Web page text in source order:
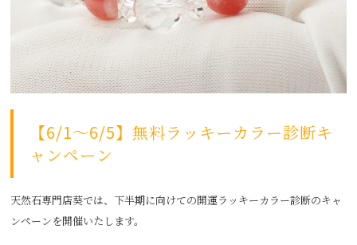
【6/1～6/5】無料ラッキーカラー診断キ
ャンペーン
天然石専門店葵では、下半期に向けての開運ラッキーカラー診断のキャ
ンペーンを開催いたします。